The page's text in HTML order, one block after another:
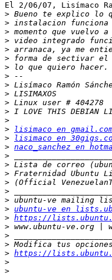
El 2/06/07, Lisímaco
>
>
>
>
>
>
>
>
>
>
>
>
>
>
lisimaco en
>
lisimaco en
> naco_sanchez en
>
>
>
>
>
>
> ubuntu-ve en
> https://
>
>
>
> https://
>
>